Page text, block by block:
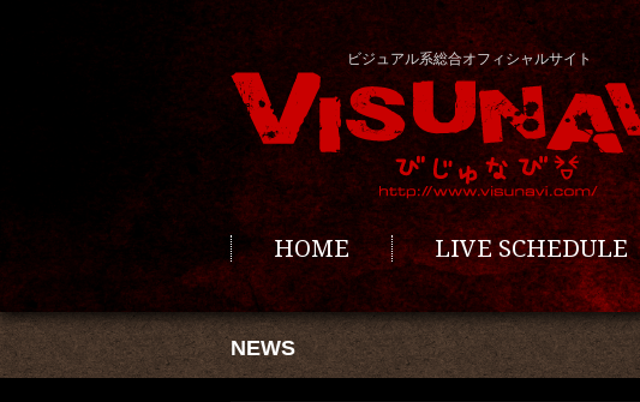
ビジュアル系総合オフィシャルサイト
HOME LIVE SCHEDULE
NEWS